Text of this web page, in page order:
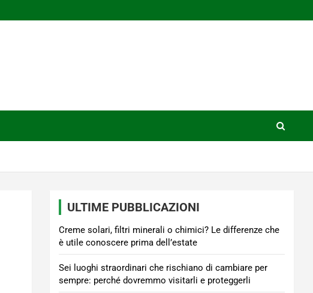
ULTIME PUBBLICAZIONI
Creme solari, filtri minerali o chimici? Le differenze che
è utile conoscere prima dell’estate
Sei luoghi straordinari che rischiano di cambiare per
sempre: perché dovremmo visitarli e proteggerli